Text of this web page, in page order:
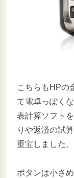
こちらもHPの
て電卓っぽく
表計算ソフト
りや返済の試
重宝しました。
ボタンは小さ